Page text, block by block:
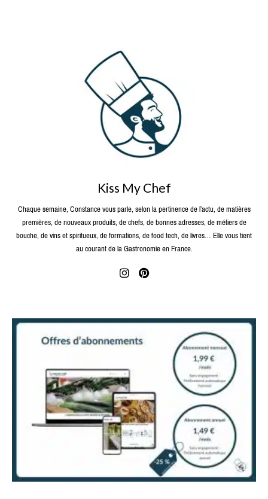
Kiss My Chef
Chaque semaine, Constance vous parle, selon la pertinence de l’actu, de matières
premières, de nouveaux produits, de chefs, de bonnes adresses, de métiers de
bouche, de vins et spiritueux, de formations, de food tech, de livres… Elle vous tient
au courant de la Gastronomie en France.